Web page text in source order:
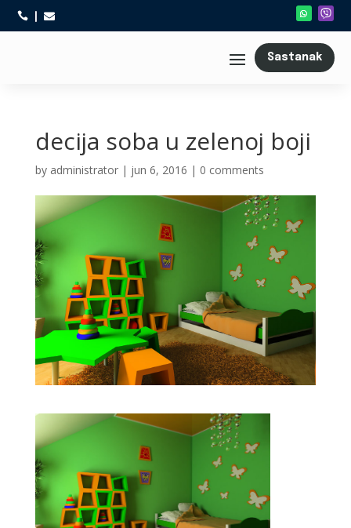
 
Sastanak
decija soba u zelenoj boji
by administrator| jun 6, 2016 | 0 comments